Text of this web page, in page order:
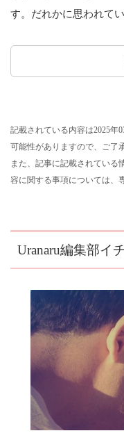
す。だれかに思われて
記載されている内容は2025年
可能性がありますので、ご了
また、記事に記載されている
容に関する事項については、
Uranaru編集部イ